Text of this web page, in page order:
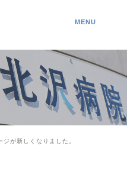
ジが新しくなりました。